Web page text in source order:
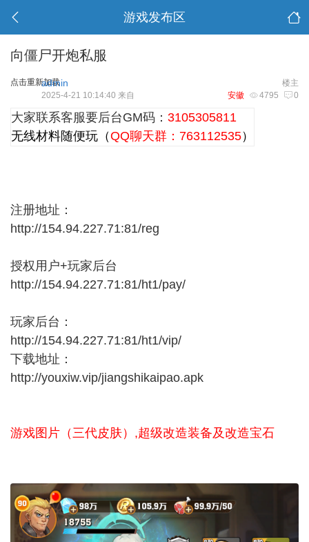
游戏发布区
向僵尸开炮私服
点击重新加载 楼主
admin
4795 0
2025-4-21 10:14:40 来自 安徽
大家联系客服要后台GM码： 3105305811
无线材料随便玩（QQ聊天群：763112535）
注册地址：
http://154.94.227.71:81/reg
授权用户+玩家后台
http://154.94.227.71:81/ht1/pay/
玩家后台：
http://154.94.227.71:81/ht1/vip/
下载地址：
http://youxiw.vip/jiangshikaipao.apk
游戏图片（三代皮肤）,超级改造装备及改造宝石